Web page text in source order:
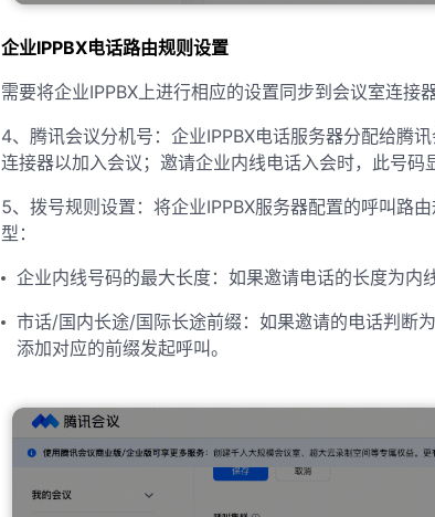
企业IPPBX电话路由规则设置
需要将企业IPPBX上进行相应的设置同步到会议室连接器
4、腾讯会议分机号：企业IPPBX电话服务器分配给腾
连接器以加入会议；邀请企业内线电话入会时，此号码
5、拨号规则设置：将企业IPPBX服务器配置的呼叫路
型：
企业内线号码的最大长度：如果邀请电话的长度为内
市话/国内长途/国际长途前缀：如果邀请的电话判断
添加对应的前缀发起呼叫。